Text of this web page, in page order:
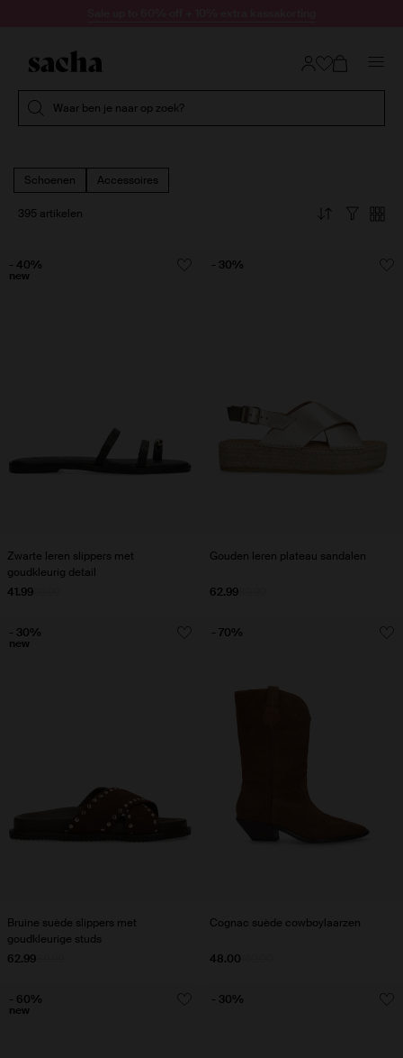
Waar ben je naar op zoek?
Schoenen Accessoires
395 artikelen
Zwarte leren slippers met
goudkleurig detail
41.99
- 40%
new
Gouden leren plateau sandalen
62.99
- 30%
Bruine suède slippers met
goudkleurige studs
62.99
- 30%
new
Cognac suède cowboylaarzen
48.00
- 70%
- 60%
new
- 30%